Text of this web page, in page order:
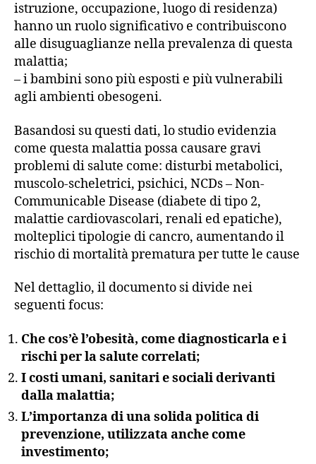
istruzione, occupazione, luogo di residenza)
hanno un ruolo significativo e contribuiscono
alle disuguaglianze nella prevalenza di questa
malattia;
– i bambini sono più esposti e più vulnerabili
agli ambienti obesogeni.
Basandosi su questi dati, lo studio evidenzia
come questa malattia possa causare gravi
problemi di salute come: disturbi metabolici,
muscolo-scheletrici, psichici, NCDs – Non-
Communicable Disease (diabete di tipo 2,
malattie cardiovascolari, renali ed epatiche),
molteplici tipologie di cancro, aumentando il
rischio di mortalità prematura per tutte le cause
Nel dettaglio, il documento si divide nei
seguenti focus:
Che cos’è l’obesità, come diagnosticarla e i
rischi per la salute correlati;
I costi umani, sanitari e sociali derivanti
dalla malattia;
L’importanza di una solida politica di
prevenzione, utilizzata anche come
investimento;